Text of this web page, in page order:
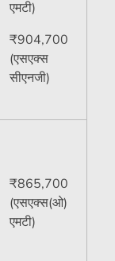
एमटी)
₹904,700
(एसएक्स
सीएनजी)
₹865,700
(एसएक्स(ओ)
एमटी)